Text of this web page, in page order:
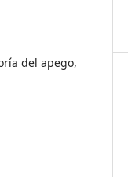
del apego,